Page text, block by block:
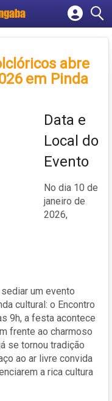
empresa
abre
em Pinda
Data e
Local do
Evento
No dia 10 de
janeiro de
2026,
um evento
cultural: o Encontro
9h, a festa acontece
frente ao charmoso
se tornou tradição
ao ar livre convida
a rica cultura